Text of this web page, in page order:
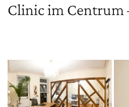
Clinic im Centrum